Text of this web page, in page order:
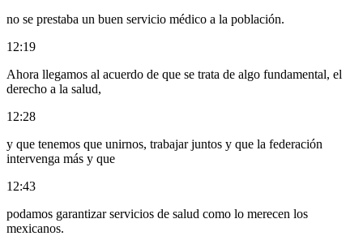
no se prestaba un buen servicio médico a la población.
12:19
Ahora llegamos al acuerdo de que se trata de algo fundamental, el
derecho a la salud,
12:28
y que tenemos que unirnos, trabajar juntos y que la federación
intervenga más y que
12:43
podamos garantizar servicios de salud como lo merecen los
mexicanos.